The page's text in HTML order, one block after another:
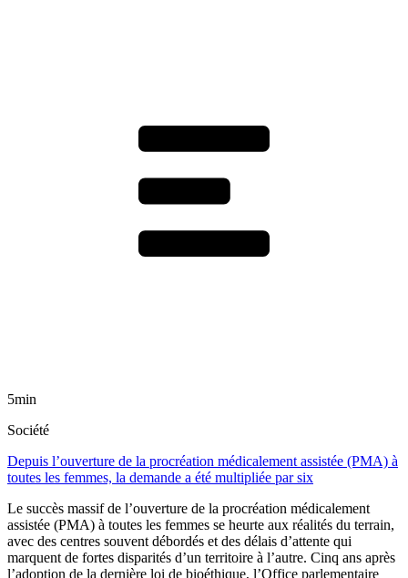
5min
Société
Depuis l’ouverture de la procréation médicalement assistée (PMA) à
toutes les femmes, la demande a été multipliée par six
Le succès massif de l’ouverture de la procréation médicalement
assistée (PMA) à toutes les femmes se heurte aux réalités du terrain,
avec des centres souvent débordés et des délais d’attente qui
marquent de fortes disparités d’un territoire à l’autre. Cinq ans après
l’adoption de la dernière loi de bioéthique, l’Office parlementaire